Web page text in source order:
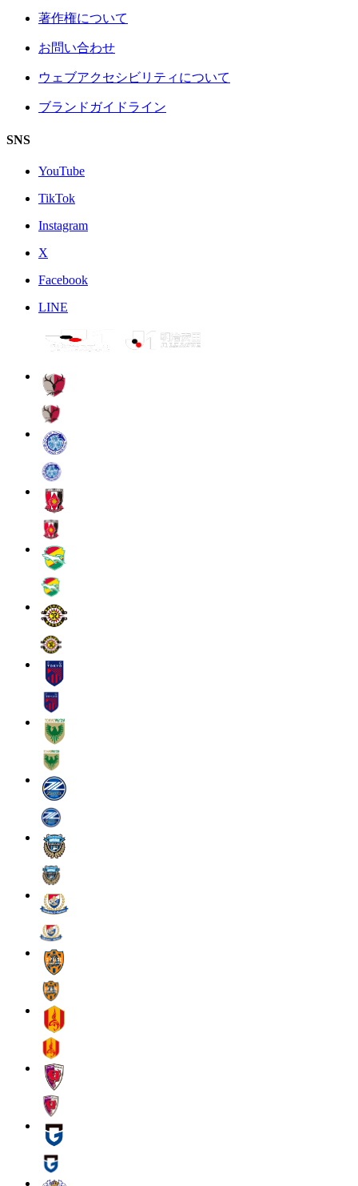
著作権について
お問い合わせ
ウェブアクセシビリティについて
ブランドガイドライン
SNS
YouTube
TikTok
Instagram
X
Facebook
LINE